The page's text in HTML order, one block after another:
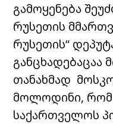
გამოყენება
რუსეთის
რუსეთის“
თანახმად
მოლოდინი, რომ
საქართველოს